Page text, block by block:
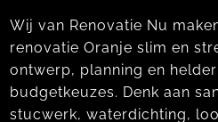
Wij van Renovatie Nu
renovatie Oranje slim en
ontwerp, planning en
budgetkeuzes. Denk aan
stucwerk, waterdichting,